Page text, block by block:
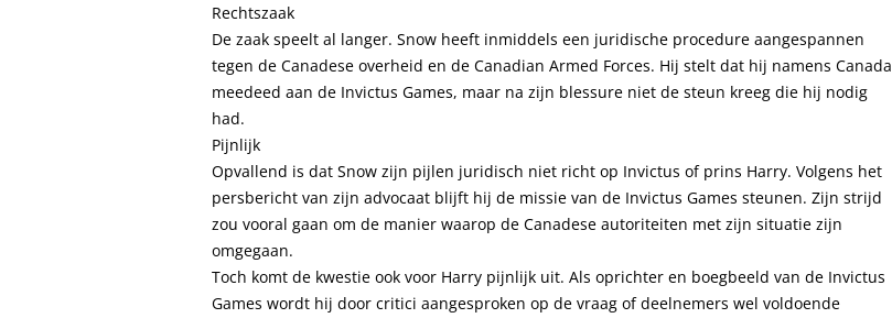
Rechtszaak
De zaak speelt al langer. Snow heeft inmiddels een juridische procedure aangespannen
tegen de Canadese overheid en de Canadian Armed Forces. Hij stelt dat hij namens Canada
meedeed aan de Invictus Games, maar na zijn blessure niet de steun kreeg die hij nodig
had.
Pijnlijk
Opvallend is dat Snow zijn pijlen juridisch niet richt op Invictus of prins Harry. Volgens het
persbericht van zijn advocaat blijft hij de missie van de Invictus Games steunen. Zijn strijd
zou vooral gaan om de manier waarop de Canadese autoriteiten met zijn situatie zijn
omgegaan.
Toch komt de kwestie ook voor Harry pijnlijk uit. Als oprichter en boegbeeld van de Invictus
Games wordt hij door critici aangesproken op de vraag of deelnemers wel voldoende